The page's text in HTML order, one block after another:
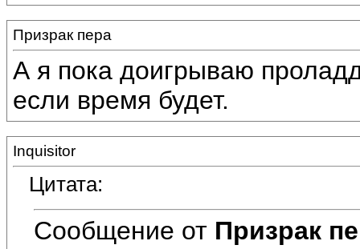
Призрак пера
А я пока доигрываю
если время будет.
Inquisitor
Цитата:
Сообщение от Призрак